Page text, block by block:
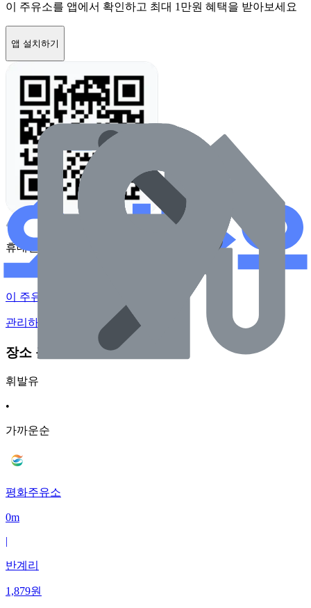
이 주유소를 앱에서 확인하고 최대 1만원 혜택을 받아보세요
앱 설치하기
휴대전화 카메라로 찍어보세요
이 주유소의 사장님이신가요?
관리하기
장소 근처 주유소
휘발유
•
가까운순
평화주유소
0m
|
반계리
1,879원